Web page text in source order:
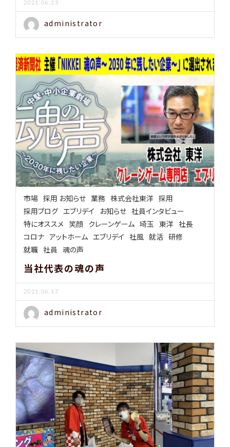
2021.06.23
administrator
市場 採用 お知らせ 業務 株式会社東洋 採用
採用ブログ エブリデイ お知らせ 社員インタビュー
特にオススメ 笑顔 クレーンゲーム 埼玉 東洋 社長
コロナ アットホーム エブリデイ 社風 就活 研修
就職 社員 魂の声
当社代表の魂の声
2021.06.17
administrator